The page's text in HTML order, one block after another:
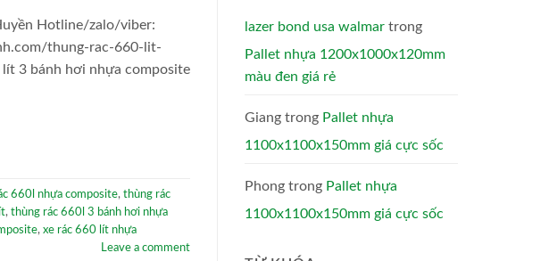
Hotline/zalo/viber:
thung-rac-660-lit-
3 bánh hơi nhựa composite
660l nhựa composite, thùng rác
, thùng rác 660l 3 bánh hơi nhựa
, xe rác 660 lít nhựa
Leave a comment
lazer bond usa walmar trong
Pallet nhựa 1200x1000x120mm
màu đen giá rẻ
Giang trong Pallet nhựa
1100x1100x150mm giá cực sốc
Phong trong Pallet nhựa
1100x1100x150mm giá cực sốc